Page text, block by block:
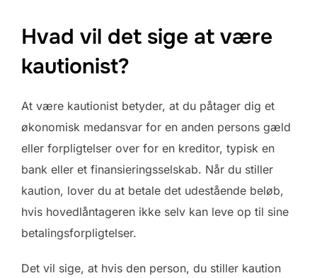
Hvad vil det sige at være
kautionist?
At være kautionist betyder, at du påtager dig et
økonomisk medansvar for en anden persons gæld
eller forpligtelser over for en kreditor, typisk en
bank eller et finansieringsselskab. Når du stiller
kaution, lover du at betale det udestående beløb,
hvis hovedlåntageren ikke selv kan leve op til sine
betalingsforpligtelser.
Det vil sige, at hvis den person, du stiller kaution